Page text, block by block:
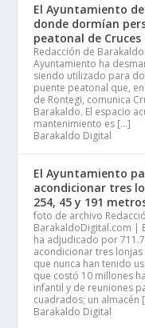
El Ayuntamiento
donde dormían
peatonal de
Redacción de
Ayuntamiento ha
siendo utilizado para
puente peatonal que,
de Rontegi, comunica
Barakaldo. El espacio
mantenimiento es […]
Barakaldo Digital
El Ayuntamiento
acondicionar tres
254, 45 y 191
foto de archivo
BarakaldoDigital.com |
ha adjudicado por
acondicionar tres
que nunca han tenido
que costó 10 millones
infantil y de reuniones
cuadrados; un almacén
Barakaldo Digital